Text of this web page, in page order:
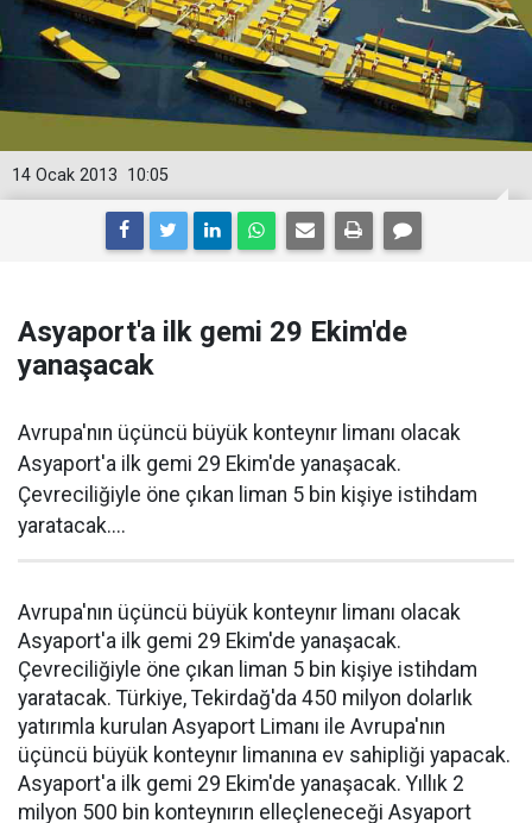
10:05
14 Ocak 2013
Asyaport'a ilk gemi 29 Ekim'de
yanaşacak
Avrupa'nın üçüncü büyük konteynır limanı olacak
Asyaport'a ilk gemi 29 Ekim'de yanaşacak.
Çevreciliğiyle öne çıkan liman 5 bin kişiye istihdam
yaratacak....
Avrupa'nın üçüncü büyük konteynır limanı olacak
Asyaport'a ilk gemi 29 Ekim'de yanaşacak.
Çevreciliğiyle öne çıkan liman 5 bin kişiye istihdam
yaratacak. Türkiye, Tekirdağ'da 450 milyon dolarlık
yatırımla kurulan Asyaport Limanı ile Avrupa'nın
üçüncü büyük konteynır limanına ev sahipliği yapacak.
Asyaport'a ilk gemi 29 Ekim'de yanaşacak. Yıllık 2
milyon 500 bin konteynırın elleçleneceği Asyaport